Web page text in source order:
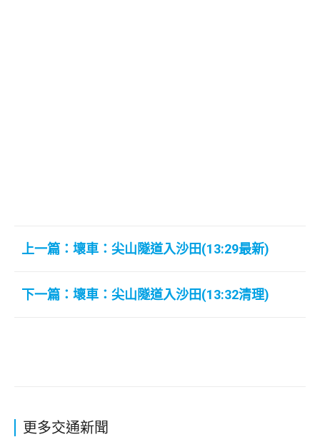
上一篇：壞車：尖山隧道入沙田(13:29最新)
下一篇：壞車：尖山隧道入沙田(13:32清理)
更多交通新聞